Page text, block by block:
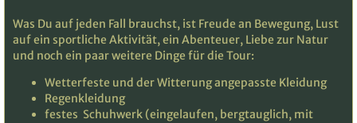
Was Du auf jeden Fall brauchst, ist Freude an Bewegung, Lust
auf ein sportliche Aktivität, ein Abenteuer, Liebe zur Natur
und noch ein paar weitere Dinge für die Tour:
Wetterfeste und der Witterung angepasste Kleidung
Regenkleidung
festes Schuhwerk (eingelaufen, bergtauglich, mit